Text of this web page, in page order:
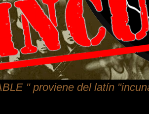
" proviene del latín